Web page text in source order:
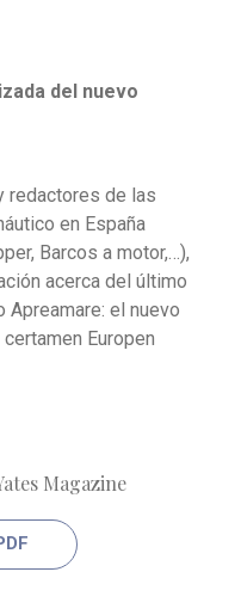
del nuevo
redactores de las
en España
Barcos a motor,…),
acerca del último
el nuevo
Europen
Magazine